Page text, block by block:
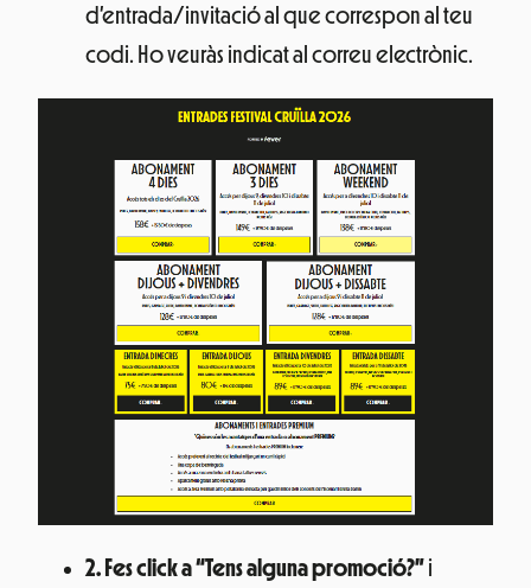
d’entrada/invitació al que correspon al teu
codi. Ho veuràs indicat al correu electrònic.
2. Fes click a “Tens alguna promoció?”i